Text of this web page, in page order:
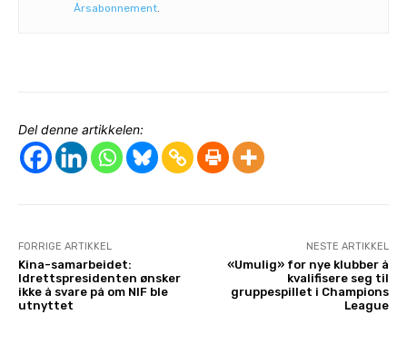
Årsabonnement
Del denne artikkelen:
FORRIGE ARTIKKEL
Kina-samarbeidet:
Idrettspresidenten ønsker
ikke å svare på om NIF ble
utnyttet
NESTE ARTIKKEL
«Umulig» for nye klubber å
kvalifisere seg til
gruppespillet i Champions
League